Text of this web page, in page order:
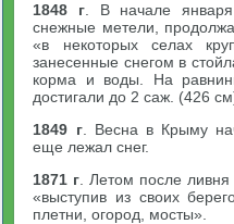
1848 г . В начале
снежные метели,
«в некоторых селах
занесенные снегом в
корма и воды. На
достигали до 2 саж. (426
1849 г. Весна в Крыму
еще лежал снег.
1871 г . Летом после
«выступив из своих
плетни, огород, мосты».